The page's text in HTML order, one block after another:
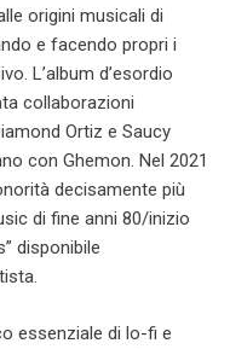
origini musicali di
e facendo propri i
L’album d’esordio
collaborazioni
Ortiz e Saucy
con Ghemon. Nel 2021
decisamente più
di fine anni 80/inizio
disponibile
essenziale di lo-fi e